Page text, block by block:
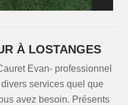
À LOSTANGES
Evan- professionnel
services quel que
avez besoin. Présents